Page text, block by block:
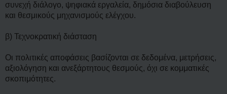
συνεχή διάλογο, ψηφιακά εργαλεία, δημόσια διαβούλευση
και θεσμικούς μηχανισμούς ελέγχου.
β) Τεχνοκρατική διάσταση
Οι πολιτικές αποφάσεις βασίζονται σε δεδομένα, μετρήσεις,
αξιολόγηση και ανεξάρτητους θεσμούς, όχι σε κομματικές
σκοπιμότητες.